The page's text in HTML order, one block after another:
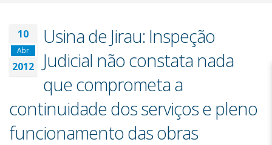
10
Abr
2012
Usina de Jirau: Inspeção
Judicial não constata nada
que comprometa a
continuidade dos serviços e pleno
funcionamento das obras